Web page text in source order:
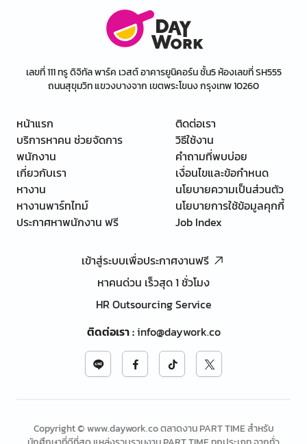
เลขที่ 111 ทรู ดิจิทัล พาร์ค เวสต์ อาคารยูนิคอร์น ชั้น5 ห้องเลขที่ SH555
ถนนสุขุมวิท แขวงบางจาก เขตพระโขนง กรุงเทพ 10260
หน้าแรก
บริการหาคน ช่วยจัดการ
พนักงาน
เกี่ยวกับเรา
หางาน
หางานพาร์ทไทม์
ประกาศหาพนักงาน ฟรี
ติดต่อเรา
วิธีใช้งาน
คำถามที่พบบ่อย
เงื่อนไขและข้อกำหนด
นโยบายความเป็นส่วนตัว
นโยบายการใช้ข้อมูลคุกกี้
Job Index
เข้าสู่ระบบเพื่อประกาศงานฟรี
หาคนด่วน เร็วสุด 1 ชั่วโมง
HR Outsourcing Service
ติดต่อเรา:info@daywork.co
Copyright © www.daywork.co ตลาดงาน PART TIME สำหรับ